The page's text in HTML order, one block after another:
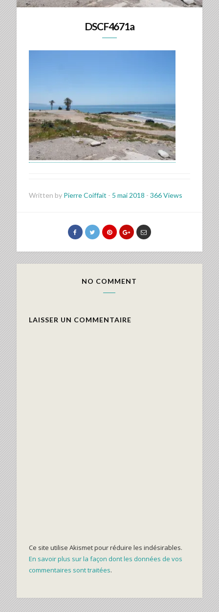
DSCF4671a
Written by Pierre Coiffait - 5 mai 2018 - 366 Views
NO COMMENT
LAISSER UN COMMENTAIRE
Ce site utilise Akismet pour réduire les indésirables.
En savoir plus sur la façon dont les données de vos
commentaires sont traitées.